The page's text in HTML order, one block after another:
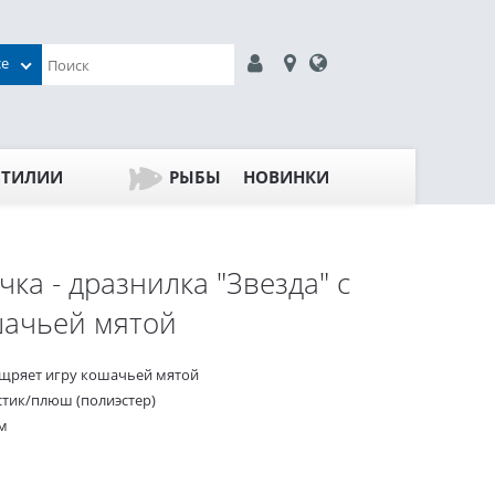
РЫБЫ НОВИНКИ
- дразнилка "Звезда" с
мятой
игру кошачьей мятой
плюш (полиэстер)